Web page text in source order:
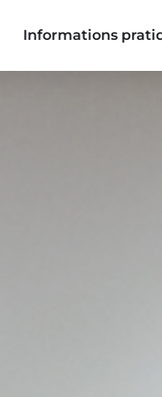
Informations